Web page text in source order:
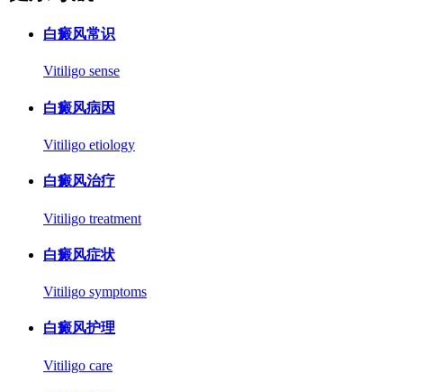
白癜风常识
Vitiligo sense
白癜风病因
Vitiligo etiology
白癜风治疗
Vitiligo treatment
白癜风症状
Vitiligo symptoms
白癜风护理
Vitiligo care